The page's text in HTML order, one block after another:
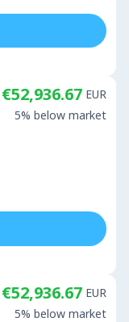
€52,936.67 EUR
5% below market
€52,936.67 EUR
5% below market